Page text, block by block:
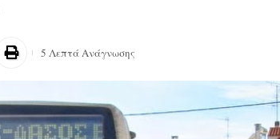
5 Λεπτά Ανάγνωσης